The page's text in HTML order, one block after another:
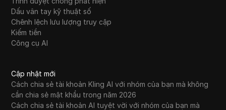
WeChat
Western Union
WhatsApp Business
Yahoo Gemini
YouTube
Dấu vân tay kỹ thuật số
Chênh lệch lưu lượng truy cập
Kiếm tiền
Công cụ AI
Cập nhật mới
Cách chia sẻ tài khoản Kling AI với nhóm của bạn mà không
cần chia sẻ mật khẩu trong năm 2026
Cách chia sẻ tài khoản AI tuyệt vời với nhóm của bạn mà